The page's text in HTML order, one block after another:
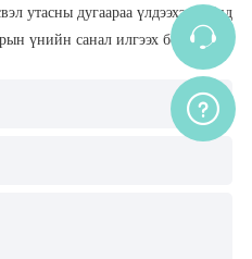
утасны дугаараа үлдээхэд л бид
үнийн санал илгээх болно!